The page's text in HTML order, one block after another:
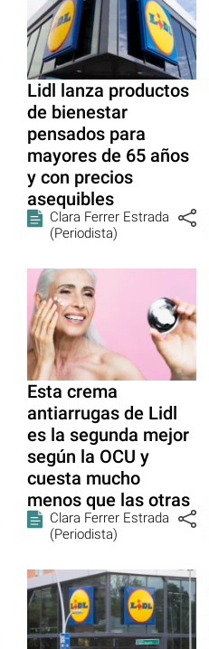
Lidl lanza productos
de bienestar
pensados para
mayores de 65 años
y con precios
asequibles
Clara Ferrer Estrada
(Periodista)
Esta crema
antiarrugas de Lidl
es la segunda mejor
según la OCU y
cuesta mucho
menos que las otras
Clara Ferrer Estrada
(Periodista)